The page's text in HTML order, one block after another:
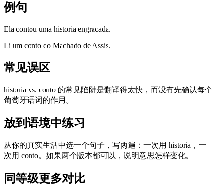
例句
Ela contou uma historia engracada.
Li um conto do Machado de Assis.
常见误区
historia vs. conto 的常见陷阱是翻译得太快，而没有先确认每个
葡萄牙语词的作用。
放到语境中练习
从你的真实生活中选一个句子，写两遍：一次用 historia，一
次用 conto。如果两个版本都可以，说明意思怎样变化。
同等级更多对比